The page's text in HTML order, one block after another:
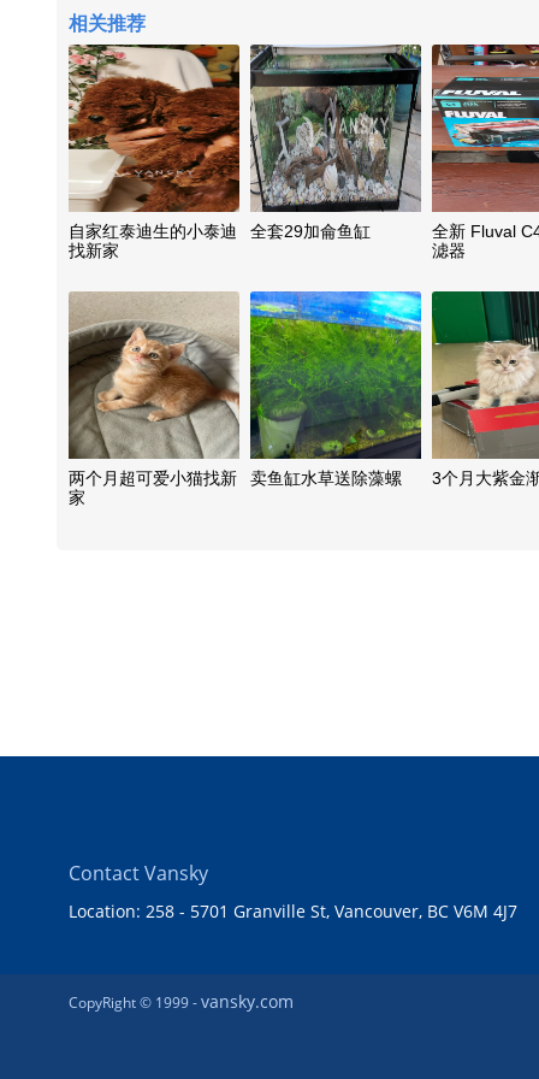
相关推荐
自家红泰迪生的小泰迪
找新家
全套29加侖鱼缸
全新 Fluval
滤器
两个月超可爱小猫找新
家
卖鱼缸水草送除藻螺 3个月大紫金
Contact Vansky
Location: 258 - 5701 Granville St, Vancouver, BC V6M 4J7
CopyRight © 1999 -vansky.com